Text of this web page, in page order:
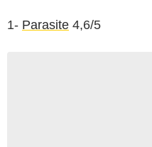
1- Parasite 4,6/5